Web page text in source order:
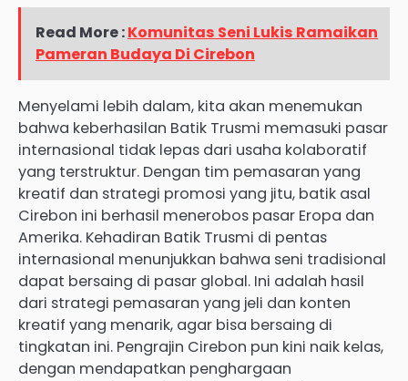
Read More :Komunitas Seni Lukis Ramaikan
Pameran Budaya Di Cirebon
Menyelami lebih dalam, kita akan menemukan
bahwa keberhasilan Batik Trusmi memasuki pasar
internasional tidak lepas dari usaha kolaboratif
yang terstruktur. Dengan tim pemasaran yang
kreatif dan strategi promosi yang jitu, batik asal
Cirebon ini berhasil menerobos pasar Eropa dan
Amerika. Kehadiran Batik Trusmi di pentas
internasional menunjukkan bahwa seni tradisional
dapat bersaing di pasar global. Ini adalah hasil
dari strategi pemasaran yang jeli dan konten
kreatif yang menarik, agar bisa bersaing di
tingkatan ini. Pengrajin Cirebon pun kini naik kelas,
dengan mendapatkan penghargaan